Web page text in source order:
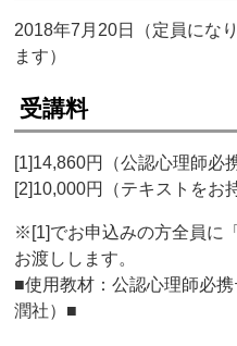
2018年7月20日（定員にな
ます）
受講料
[1]14,860円（公認心理師必
[2]10,000円（テキストをお
※[1]でお申込みの方全員に
お渡しします。
■使用教材：公認心理師必
潤社）■